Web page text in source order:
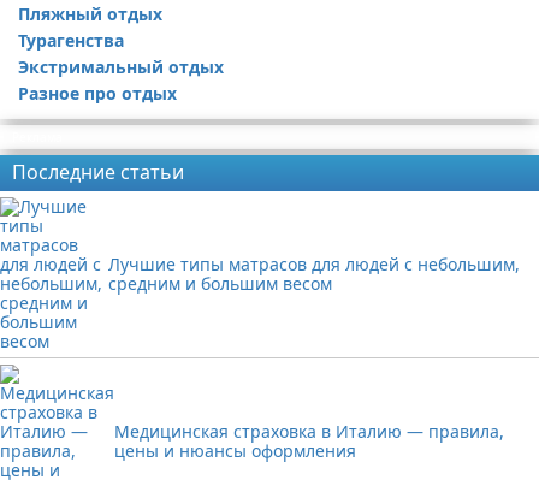
Пляжный отдых
Турагенства
Экстримальный отдых
Разное про отдых
Последние статьи
Лучшие типы матрасов для людей с небольшим,
средним и большим весом
Медицинская страховка в Италию — правила,
цены и нюансы оформления